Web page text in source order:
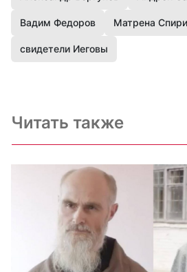
Вадим Федоров Матрена
свидетели Иеговы
Читать также